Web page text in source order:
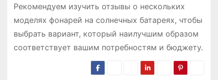
Рекомендуем изучить отзывы о нескольких
моделях фонарей на солнечных батареях, чтобы
выбрать вариант, который наилучшим образом
соответствует вашим потребностям и бюджету.